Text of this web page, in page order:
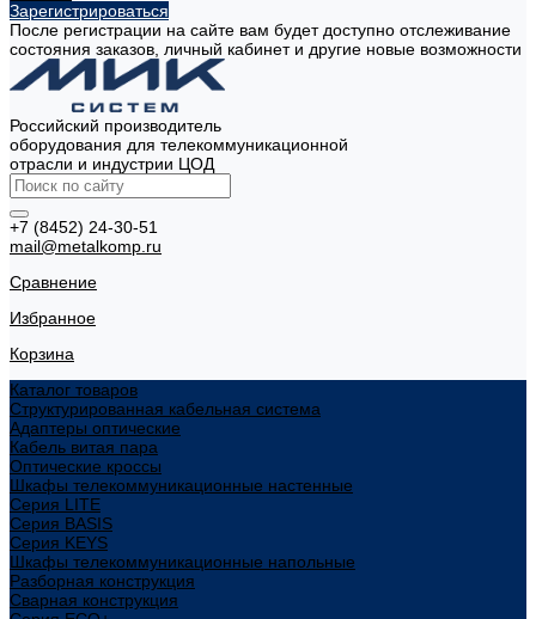
Зарегистрироваться
После регистрации на сайте вам будет доступно отслеживание
состояния заказов, личный кабинет и другие новые возможности
Российский производитель
оборудования для телекоммуникационной
отрасли и индустрии ЦОД
+7 (8452) 24-30-51
mail@metalkomp.ru
Сравнение
Избранное
Корзина
Каталог товаров
Структурированная кабельная система
Адаптеры оптические
Кабель витая пара
Оптические кроссы
Шкафы телекоммуникационные настенные
Cерия LITE
Cерия BASIS
Cерия KEYS
Шкафы телекоммуникационные напольные
Разборная конструкция
Сварная конструкция